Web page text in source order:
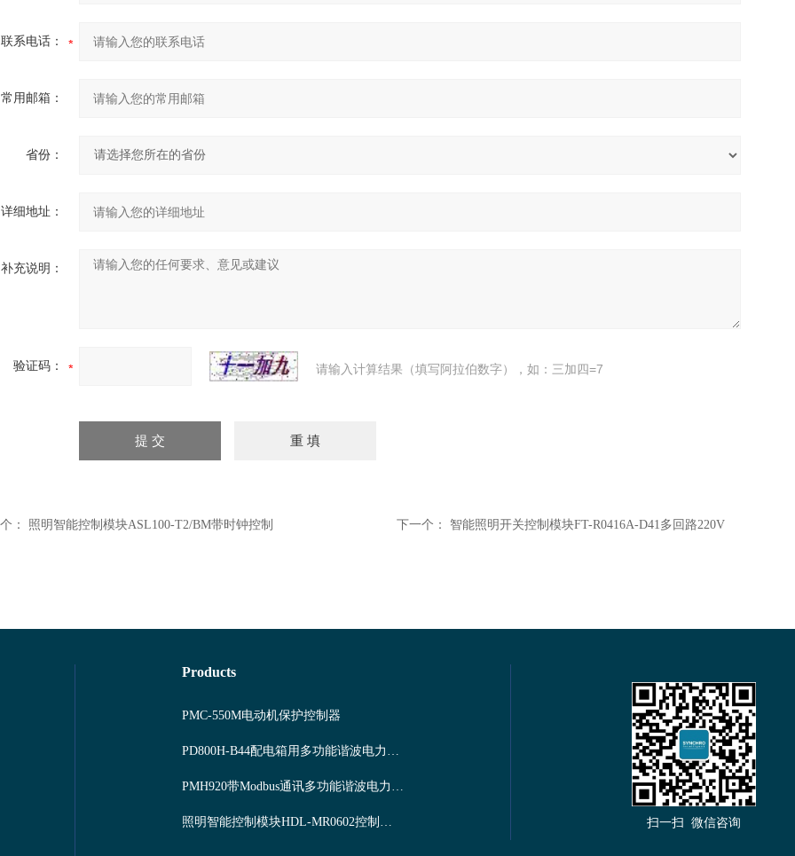
联系电话：
常用邮箱：
省份：
详细地址：
补充说明：
验证码： 请输入计算结果（填写阿拉伯数字），如：三加四=7
： 照明智能控制模块ASL100-T2/BM带时钟控制 下一个： 智能照明开关控制模块FT-R0416A-D41多回路220V
Products
PMC-550M电动机保护控制器
PD800H-B44配电箱用多功能谐波电力仪表
PMH920带Modbus通讯多功能谐波电力仪表
照明智能控制模块HDL-MR0602控制系统 扫一扫 微信咨询